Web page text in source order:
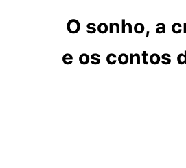
O sonho, a
e os contos